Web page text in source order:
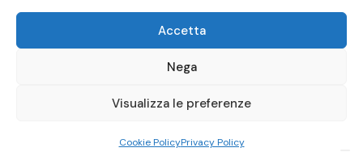
Accetta
Nega
Visualizza le preferenze
Cookie PolicyPrivacy Policy
Firenze - SEO BY SIMONE ROMPIETTI SR WEB
Informativa sulla raccolta
Le tue preferenze relative alla privacy